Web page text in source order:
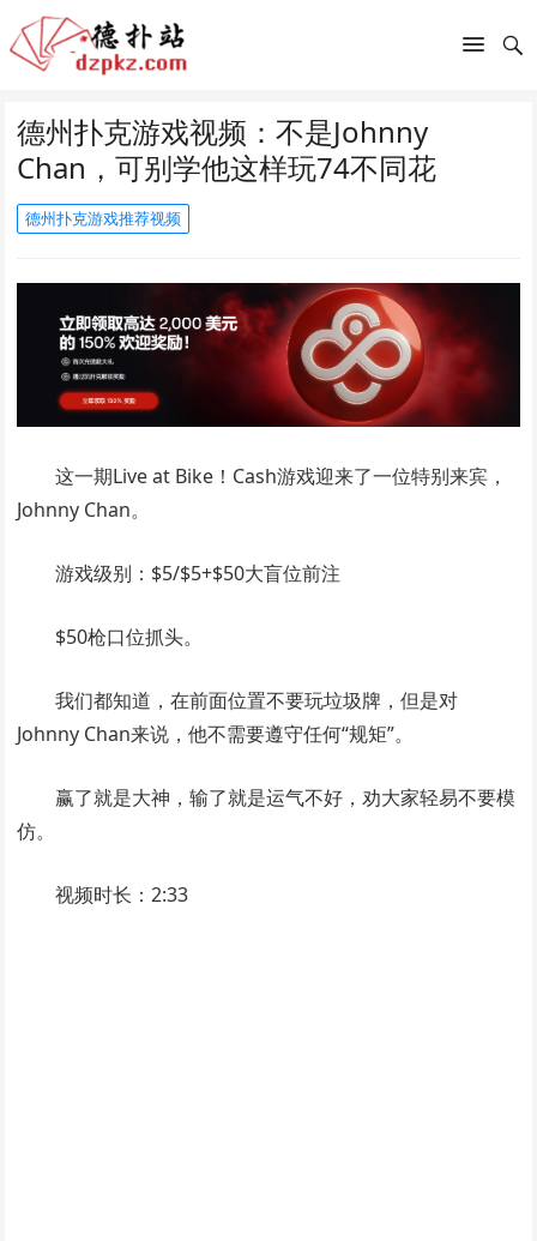
德州扑克游戏视频：不是Johnny
Chan，可别学他这样玩74不同花
德州扑克游戏推荐视频
这一期Live at Bike！Cash游戏迎来了一位特别来宾，
Johnny Chan。
游戏级别：$5/$5+$50大盲位前注
$50枪口位抓头。
我们都知道，在前面位置不要玩垃圾牌，但是对
Johnny Chan来说，他不需要遵守任何“规矩”。
赢了就是大神，输了就是运气不好，劝大家轻易不要模
仿。
视频时长：2:33